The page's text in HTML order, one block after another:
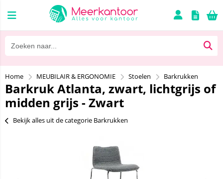
Home MEUBILAIR & ERGONOMIE Stoelen Barkrukken
Barkruk Atlanta, zwart, lichtgrijs of
midden grijs - Zwart
Bekijk alles uit de categorie Barkrukken